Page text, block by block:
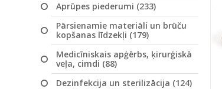
Aprūpes piederumi (233)
Pārsienamie materiāli un brūču
kopšanas līdzekļi (179)
Medicīniskais apģērbs, ķirurģiskā
veļa, cimdi (88)
Dezinfekcija un sterilizācija (124)